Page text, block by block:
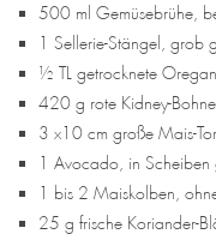
500 ml Gemüsebrühe,
1 Sellerie-Stängel, grob
½ TL getrocknete
420 g rote Kidney-
3 x10 cm große Mais-
1 Avocado, in Scheiben
1 bis 2 Maiskolben,
25 g frische Koriander-